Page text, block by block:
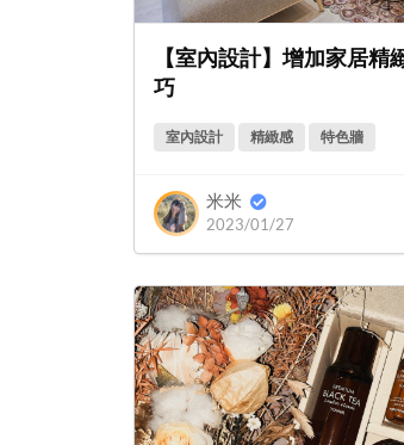
【室內設計】增加家居精
巧
室內設計 精緻感 特色牆
米米
2023/01/27